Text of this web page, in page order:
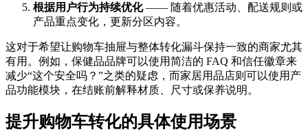
根据用户行为持续优化—— 随着优惠活动、配送规则或
产品重点变化，更新分区内容。
这对于希望让购物车抽屉与整体转化漏斗保持一致的商家尤其
有用。例如，保健品品牌可以使用简洁的 FAQ 和信任徽章来
减少“这个安全吗？”之类的疑虑，而家居用品店则可以使用产
品功能模块，在结账前解释材质、尺寸或保养说明。
提升购物车转化的具体使用场景